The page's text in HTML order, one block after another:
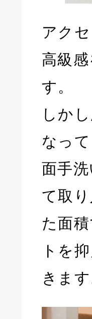
アク
高級
す。
しか
なっ
面手
て取
た面
トを
きます